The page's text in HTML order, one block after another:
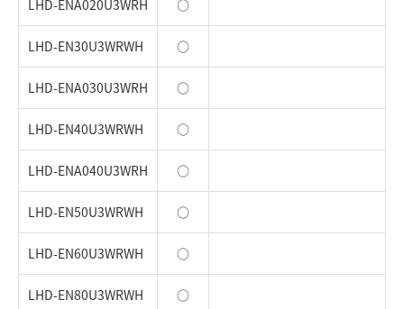
LHD-ENA020U3WRH ○
LHD-EN30U3WRWH ○
LHD-ENA030U3WRH ○
LHD-EN40U3WRWH ○
LHD-ENA040U3WRH ○
LHD-EN50U3WRWH ○
LHD-EN60U3WRWH ○
LHD-EN80U3WRWH ○